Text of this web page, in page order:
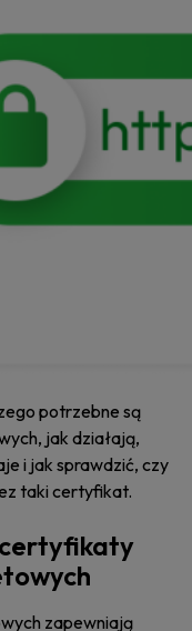
potrzebne są
jak działają,
i jak sprawdzić, czy
taki certyfikat.
certyfikaty
zapewniają